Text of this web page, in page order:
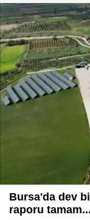
Bursa'da dev
raporu tamam...